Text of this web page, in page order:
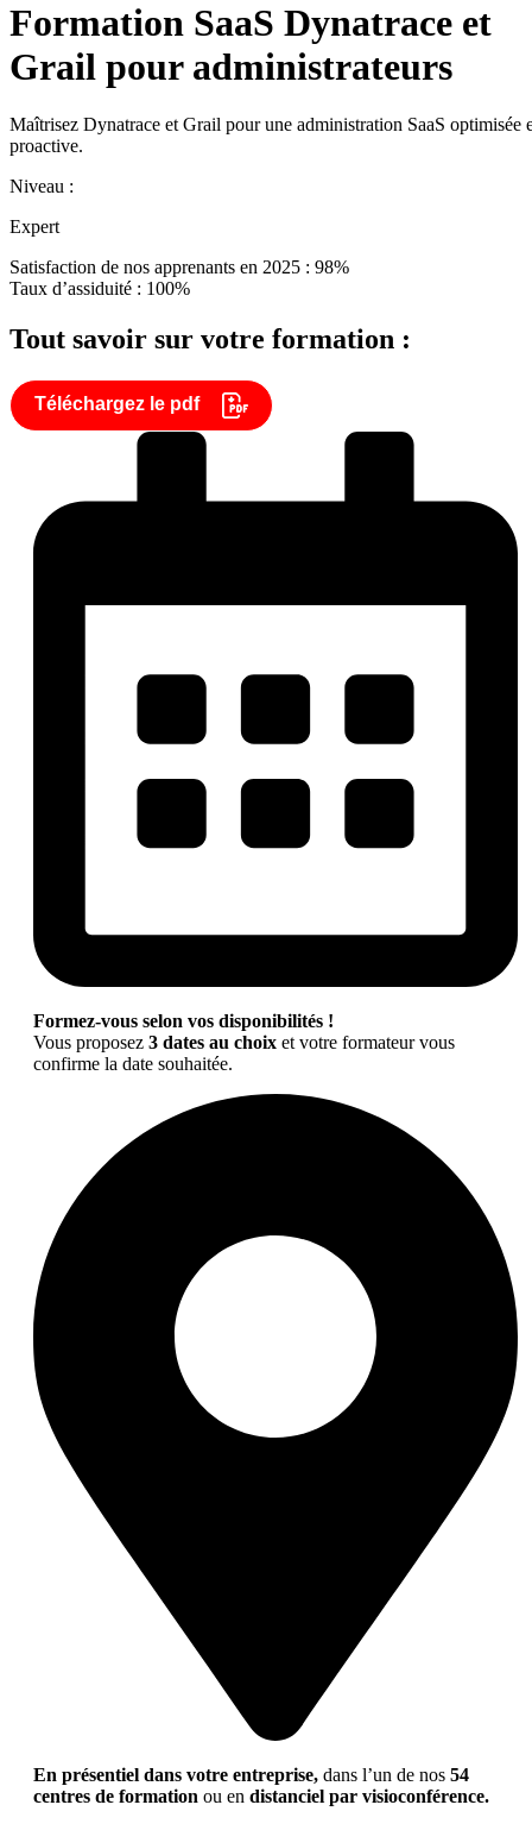
Formation SaaS Dynatrace et
Grail pour administrateurs
Maîtrisez Dynatrace et Grail pour une administration SaaS optimisée
proactive.
Niveau :
Expert
Satisfaction de nos apprenants en 2025 : 98%
Taux d’assiduité : 100%
Tout savoir sur votre formation :
Téléchargez le pdf
Formez-vous selon vos disponibilités !
Vous proposez 3 dates au choix et votre formateur vous
confirme la date souhaitée.
En présentiel dans votre entreprise, dans l’un de nos 54
centres de formation ou en distanciel par visioconférence.